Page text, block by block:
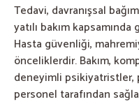
Tedavi, davranışsal
yatılı bakım
Hasta güvenliği,
önceliklerdir. Bakım,
deneyimli psikiyatristler,
personel tarafından